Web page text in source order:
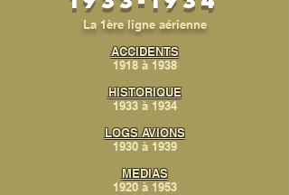
La 1ère ligne aérienne
ACCIDENTS
1918à 1938
HISTORIQUE
1933 à 1934
LOGS AVIONS
1930 à 1939
MEDIAS
1920 à 1953